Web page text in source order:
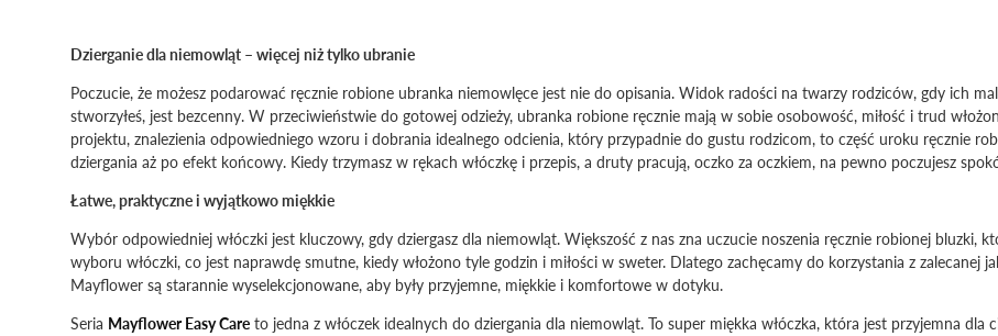
Dzierganie dla niemowląt – więcej niż tylko ubranie
Poczucie, że możesz podarować ręcznie robione ubranka niemowlęce jest nie do opisania. Widok radości na twarzy rodziców, gdy ich
stworzyłeś, jest bezcenny. W przeciwieństwie do gotowej odzieży, ubranka robione ręcznie mają w sobie osobowość, miłość i trud
projektu, znalezienia odpowiedniego wzoru i dobrania idealnego odcienia, który przypadnie do gustu rodzicom, to część uroku ręcznie
dziergania aż po efekt końcowy. Kiedy trzymasz w rękach włóczkę i przepis, a druty pracują, oczko za oczkiem, na pewno poczujesz
Łatwe, praktyczne i wyjątkowo miękkie
Wybór odpowiedniej włóczki jest kluczowy, gdy dziergasz dla niemowląt. Większość z nas zna uczucie noszenia ręcznie robionej bluzki,
wyboru włóczki, co jest naprawdę smutne, kiedy włożono tyle godzin i miłości w sweter. Dlatego zachęcamy do korzystania z zalecanej
Mayflower są starannie wyselekcjonowane, aby były przyjemne, miękkie i komfortowe w dotyku.
Seria Mayflower Easy Care to jedna z włóczek idealnych do dziergania dla niemowląt. To super miękka włóczka, która jest przyjemna dla